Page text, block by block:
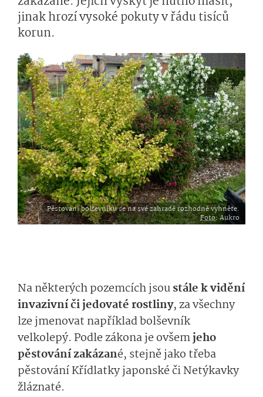
jinak hrozí vysoké pokuty v řádu tisíců
korun.
Pěstování bolševníku se na své zahradě rozhodně vyhněte.
Foto: Aukro
Na některých pozemcích jsoustále k vidění
invazivní či jedovaté rostliny, za všechny
lze jmenovat například bolševník
velkolepý. Podle zákona je ovšemjeho
pěstování zakázané, stejně jako třeba
pěstování Křídlatky japonské či Netýkavky
žláznaté.